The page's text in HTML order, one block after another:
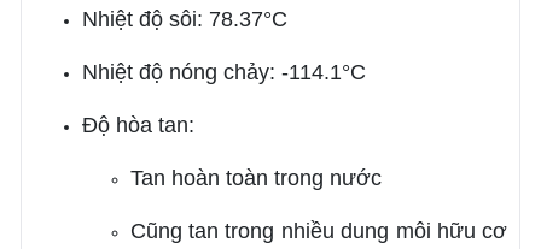
Nhiệt độ sôi: 78.37°C
Nhiệt độ nóng chảy: -114.1°C
Độ hòa tan:
Tan hoàn toàn trong nước
Cũng tan trong nhiều dung môi hữu cơ